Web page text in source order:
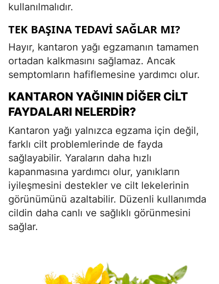
kullanılmalıdır.
TEK BAŞINA TEDAVI SAĞLAR MI?
Hayır, kantaron yağı egzamanın tamamen
ortadan kalkmasını sağlamaz. Ancak
semptomların hafiflemesine yardımcı olur.
KANTARON YAĞININ DIĞER CILT
FAYDALARI NELERDIR?
Kantaron yağı yalnızca egzama için değil,
farklı cilt problemlerinde de fayda
sağlayabilir. Yaraların daha hızlı
kapanmasına yardımcı olur, yanıkların
iyileşmesini destekler ve cilt lekelerinin
görünümünü azaltabilir. Düzenli kullanımda
cildin daha canlı ve sağlıklı görünmesini
sağlar.